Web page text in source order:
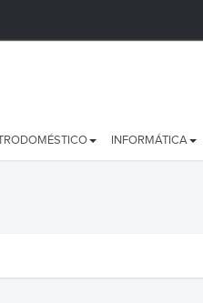
INFORMÁTICA